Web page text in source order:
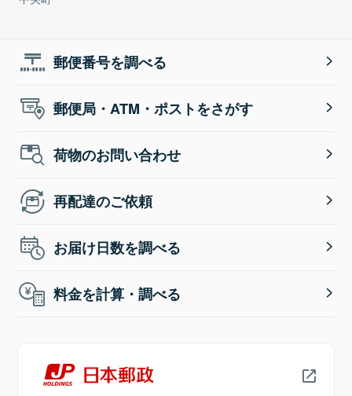
郵便番号を調べる
郵便局・ATM・ポストをさがす
荷物のお問い合わせ
再配達のご依頼
お届け日数を調べる
料金を計算・調べる